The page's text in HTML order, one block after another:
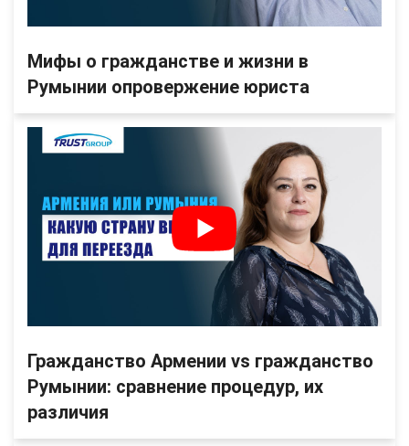
Мифы о гражданстве и жизни в
Румынии опровержение юриста
Гражданство Армении vs гражданство
Румынии: сравнение процедур, их
различия